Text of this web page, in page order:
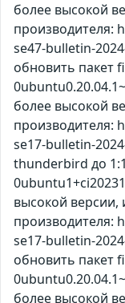
более высокой
производителя:
se47-bulletin-
обновить пакет
более высокой
производителя:
se17-bulletin-
thunderbird до
высокой версии,
производителя:
se17-bulletin-
обновить пакет
более высокой